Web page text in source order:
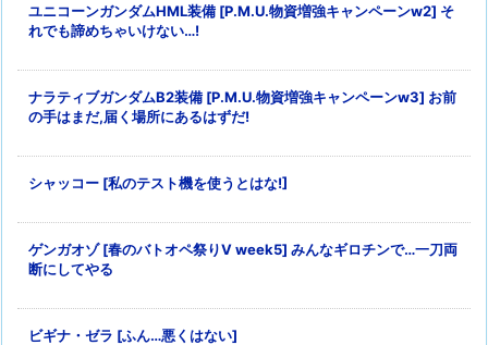
ユニコーンガンダムHML装備 [P.M.U.物資増強キャンペーンw2] そ
れでも諦めちゃいけない…!
ナラティブガンダムB2装備 [P.M.U.物資増強キャンペーンw3] お前
の手はまだ,届く場所にあるはずだ!
シャッコー [私のテスト機を使うとはな!]
ゲンガオゾ [春のバトオペ祭りV week5] みんなギロチンで…一刀両
断にしてやる
ビギナ・ゼラ [ふん…悪くはない]